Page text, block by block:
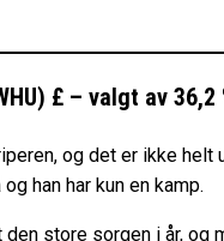
£ – valgt av 36,2
og det er ikke
han har kun en kamp.
store sorgen i år, og